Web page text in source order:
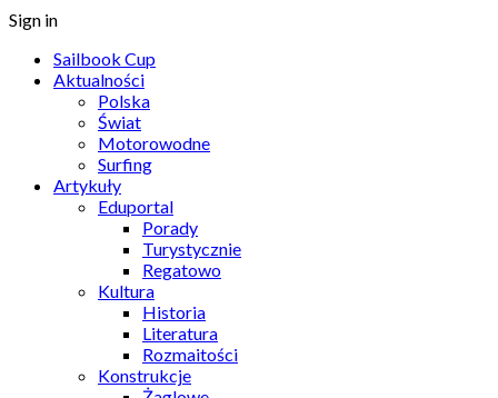
Sign in
Sailbook Cup
Aktualności
Polska
Świat
Motorowodne
Surfing
Artykuły
Eduportal
Porady
Turystycznie
Regatowo
Kultura
Historia
Literatura
Rozmaitości
Konstrukcje